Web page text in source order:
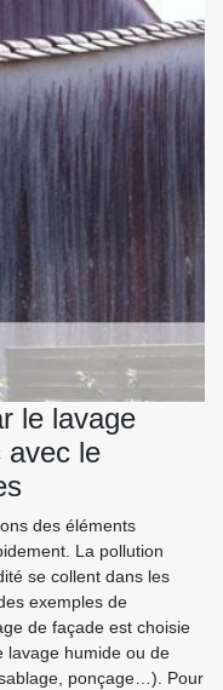
le lavage
avec le
des éléments
La pollution
se collent dans les
exemples de
de façade est choisie
lavage humide ou de
ponçage…). Pour